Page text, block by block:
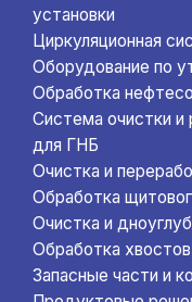
установки
Циркуляционная
Оборудование по
Обработка
Система очистки и
для ГНБ
Очистка и
Обработка
Очистка и
Обработка хвостов
Запасные части и